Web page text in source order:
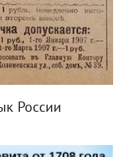
России